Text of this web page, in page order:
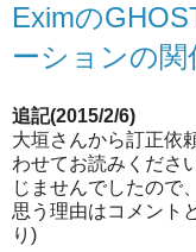
Eximの
ーションの関
追記(2015/2/6)
大垣さんから訂正依
わせてお読みくださ
じませんでしたので
思う理由はコメント
り)